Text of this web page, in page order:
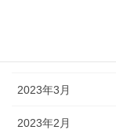
2023年3月
2023年2月